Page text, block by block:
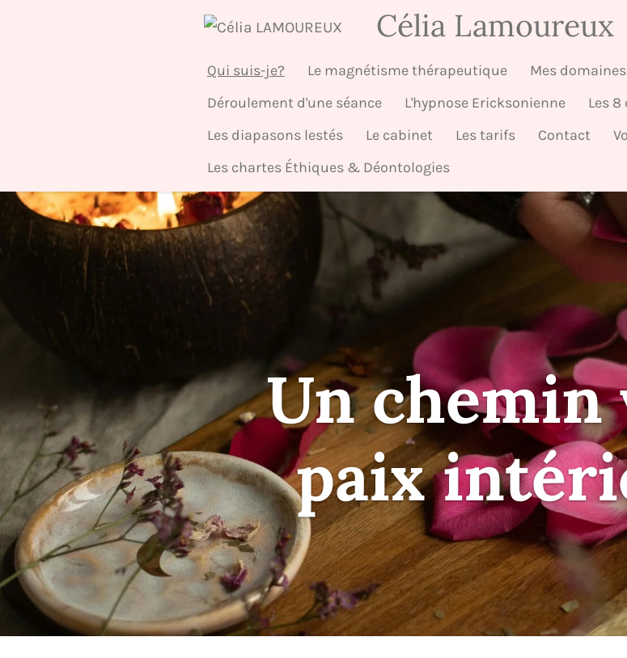
Célia Lamoureux
Qui suis-je? Le magnétisme thérapeutique Mes
Déroulement d'une séance
L'hypnose Ericksonienne Les
Les diapasons lestés
Le cabinet Les tarifs Contact
Les chartes Éthiques & Déontologies
Un chemin
paix